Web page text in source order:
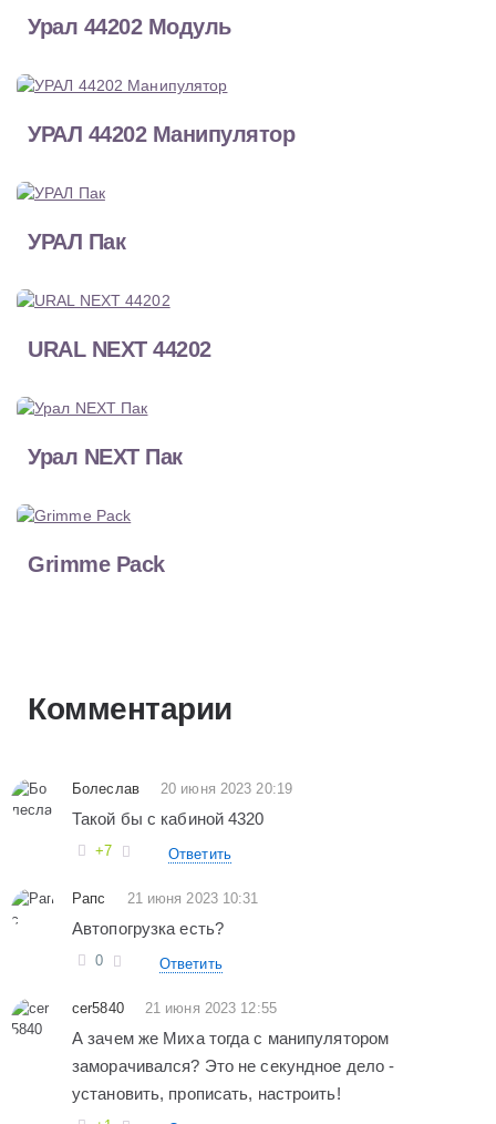
Урал 44202 Модуль
УРАЛ 44202 Манипулятор
УРАЛ Пак
URAL NEXT 44202
Урал NEXT Пак
Grimme Pack
Комментарии
Болеслав 20 июня 2023 20:19
Такой бы с кабиной 4320
+7 Ответить
Рапс 21 июня 2023 10:31
Автопогрузка есть?
0 Ответить
cer5840 21 июня 2023 12:55
А зачем же Миха тогда с манипулятором
заморачивался? Это не секундное дело -
установить, прописать, настроить!